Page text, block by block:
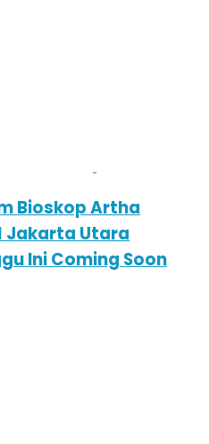
Bioskop Artha
Jakarta Utara
Ini Coming Soon